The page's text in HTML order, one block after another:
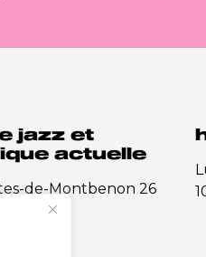
jazz et
actuelle
de-Montbenon 26
00